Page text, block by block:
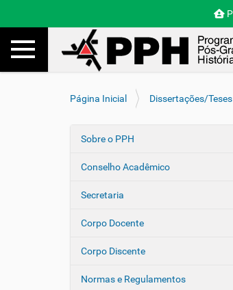
Toggle navigation Busca
V
Página Inicial Dissertações/
N
e
a
ç
o
Sobre o PPH
Conselho Acadêmico
Secretaria
Corpo Docente
Corpo Discente
Normas e Regulamentos